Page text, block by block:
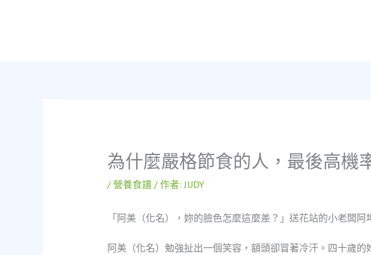
為什麼嚴格節食的人，最後高機
/ 營養食譜/ 作者:JUDY
「阿美（化名），妳的臉色怎麼這麼差？」送花站的小老闆
阿美（化名）勉強扯出一個笑容，額頭卻冒著冷汗。四十歲